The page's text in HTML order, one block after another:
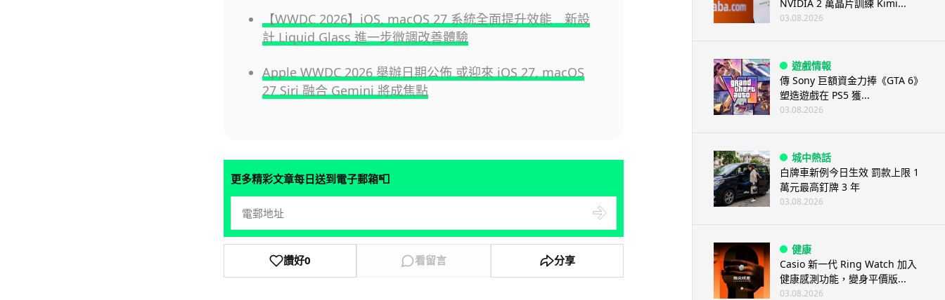
【WWDC 2026】iOS, macOS 27 系統全面提升效能 新設
計 Liquid Glass 進一步微調改善體驗
Apple WWDC 2026 舉辦日期公佈 或迎來 iOS 27, macOS
27 Siri 融合 Gemini 將成焦點
更多精彩文章每日送到電子郵箱📮
讚好0 看留言 分享
NVIDIA 2 萬晶片訓練 Kimi...
03.08.2026
遊戲情報
傳 Sony 巨額資金力捧《GTA 6》
塑造遊戲在 PS5 獲...
03.08.2026
城中熱話
白牌車新例今日生效 罰款上限 1
萬元最高釘牌 3 年
03.08.2026
健康
Casio 新一代 Ring Watch 加入
健康感測功能，變身平價版...
03.08.2026